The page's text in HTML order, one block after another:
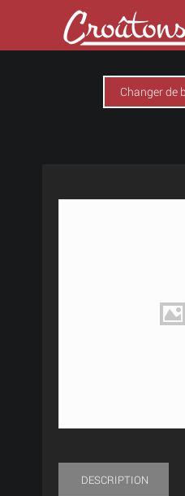
Changer de
DESCRIPTION